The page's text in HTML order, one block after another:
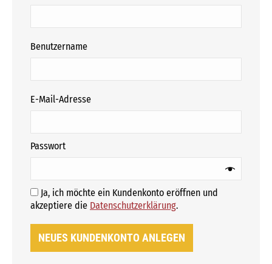
Benutzername
E-Mail-Adresse
Passwort
Ja, ich möchte ein Kundenkonto eröffnen und
akzeptiere die Datenschutzerklärung.
NEUES KUNDENKONTO ANLEGEN